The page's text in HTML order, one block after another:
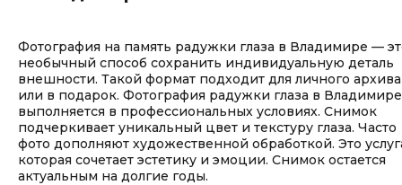
Фотография на память радужки глаза в Владимире —
необычный способ сохранить индивидуальную деталь
внешности. Такой формат подходит для личного архива
или в подарок. Фотография радужки глаза в Владимире
выполняется в профессиональных условиях. Снимок
подчеркивает уникальный цвет и текстуру глаза. Часто
фото дополняют художественной обработкой. Это
которая сочетает эстетику и эмоции. Снимок остается
актуальным на долгие годы.